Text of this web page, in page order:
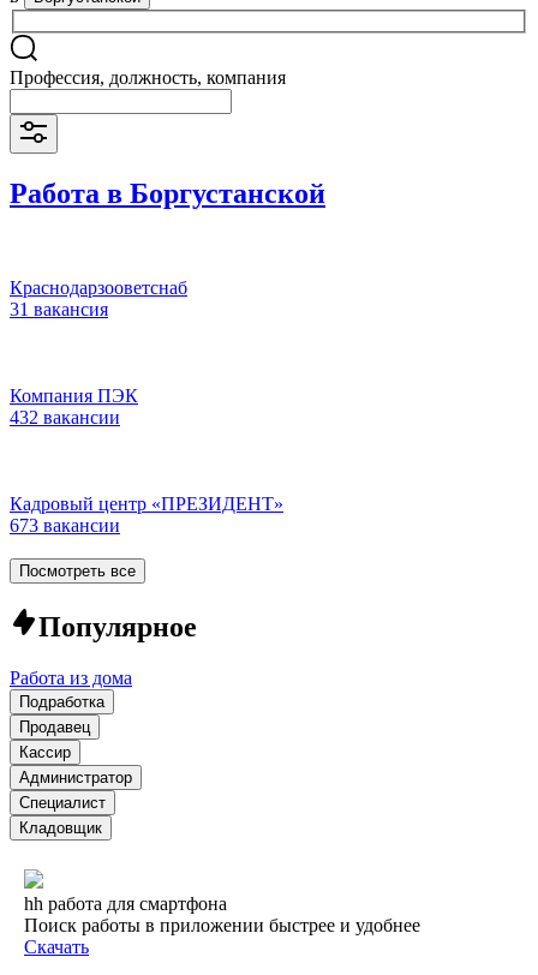
Профессия, должность, компания
Работа в Боргустанской
Краснодарзооветснаб
31 вакансия
Компания ПЭК
432 вакансии
Кадровый центр «ПРЕЗИДЕНТ»
673 вакансии
Посмотреть все
Популярное
Работа из дома
Подработка
Продавец
Кассир
Администратор
Специалист
Кладовщик
hh работа для смартфона
Поиск работы в приложении быстрее и удобнее
Скачать